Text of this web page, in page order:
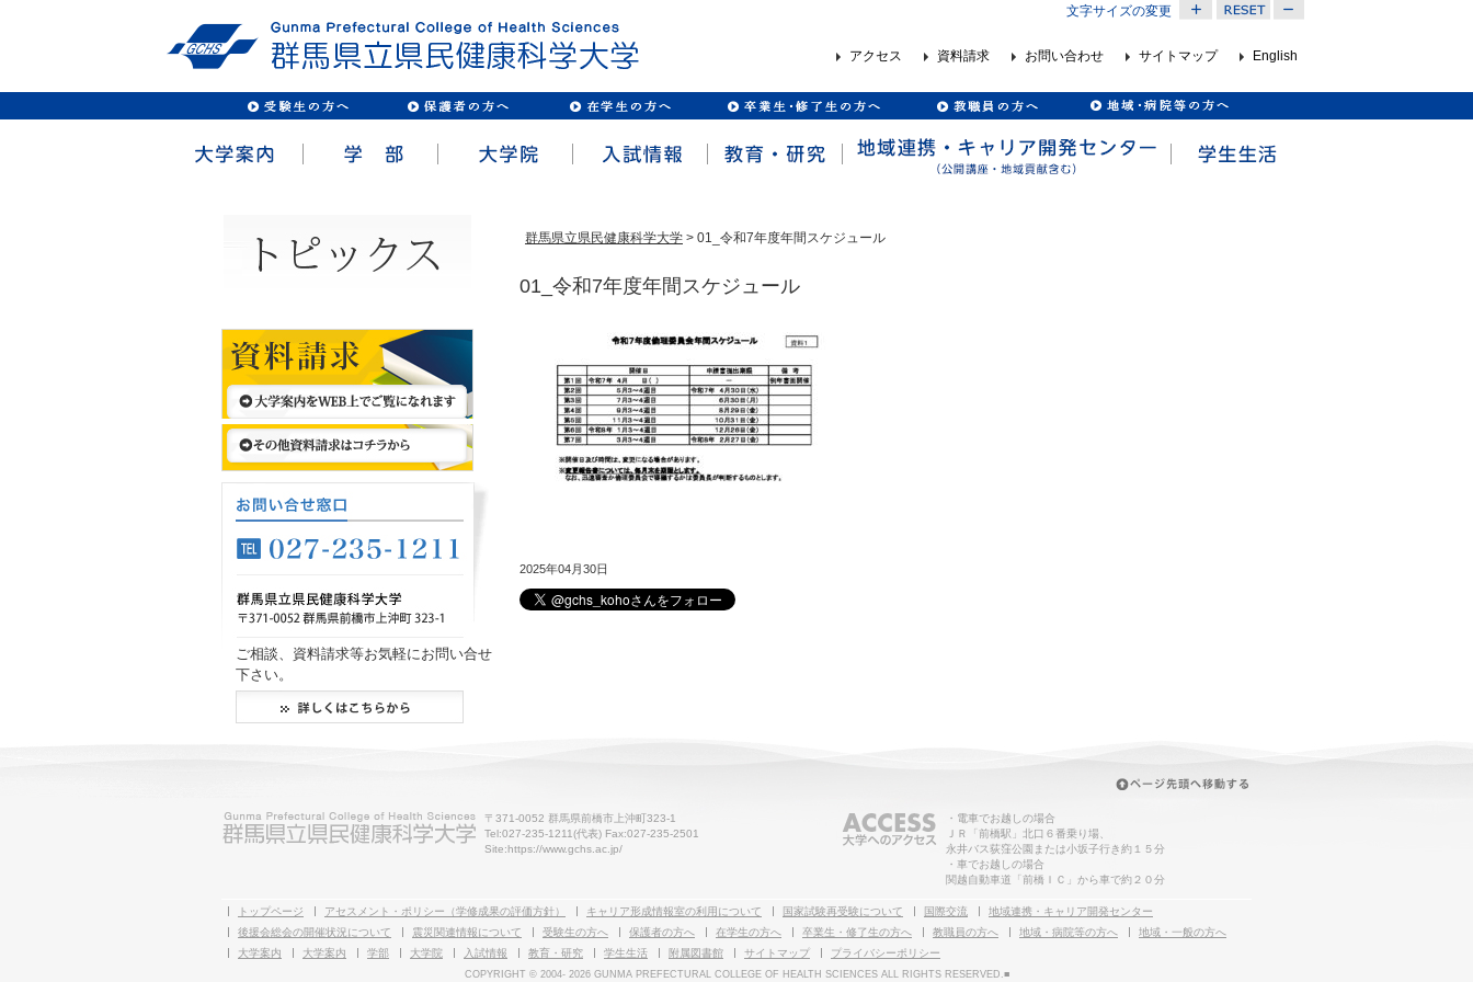
文字サイズの変更
アクセス 資料請求 お問い合わせ サイトマップ English
群馬県立県民健康科学大学 > 01_令和7年度年間スケジュール
01_令和7年度年間スケジュール
2025年04月30日
ご相談、資料請求等お気軽にお問い合せ
下さい。
〒371-0052 群馬県前橋市上沖町323-1
Tel:027-235-1211(代表) Fax:027-235-2501
Site:https://www.gchs.ac.jp/
・電車でお越しの場合
ＪＲ「前橋駅」北口６番乗り場、
永井バス荻窪公園または小坂子行き約１５分
・車でお越しの場合
関越自動車道「前橋ＩＣ」から車で約２０分
トップページ アセスメント・ポリシー（学修成果の評価方針） キャリア形成情報室の利用について 国家試験再受験について 国際交流
地域連携・キャリア開発センター
後援会総会の開催状況について
震災関連情報について 受験生の方へ 保護者の方へ 在学生の方へ 卒業生・修了生の方へ 教職員の方へ 地域・病院等の方へ
地域・一般の方へ
大学案内
大学案内 学部 大学院 入試情報 教育・研究 学生生活 附属図書館 サイトマップ プライバシーポリシー
COPYRIGHT © 2004- 2026 GUNMA PREFECTURAL COLLEGE OF HEALTH SCIENCES ALL RIGHTS RESERVED.■